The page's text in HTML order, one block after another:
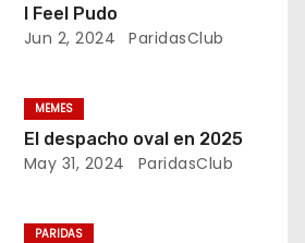
I Feel Pudo
Jun 2, 2024 ParidasClub
MEMES
El despacho oval en 2025
May 31, 2024 ParidasClub
PARIDAS